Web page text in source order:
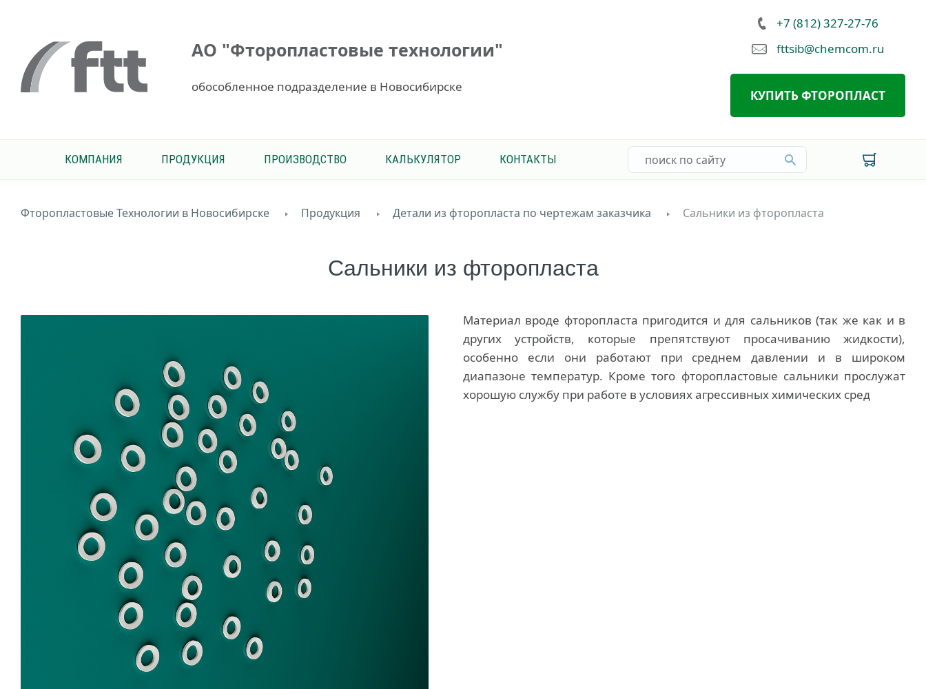
АО "Фторопластовые технологии"
обособленное подразделение в Новосибирске
+7 (812) 327-27-76
fttsib@chemcom.ru
КУПИТЬ ФТОРОПЛАСТ
КОМПАНИЯ ПРОДУКЦИЯ ПРОИЗВОДСТВО КАЛЬКУЛЯТОР КОНТАКТЫ
Фторопластовые Технологии в Новосибирске Продукция Детали из фторопласта по чертежам заказчика Сальники из фторопласта
Сальники из фторопласта
Материал вроде фторопласта пригодится и для сальников (так же как и в
других устройств, которые препятствуют просачиванию жидкости),
особенно если они работают при среднем давлении и в широком
диапазоне температур. Кроме того фторопластовые сальники прослужат
хорошую службу при работе в условиях агрессивных химических сред